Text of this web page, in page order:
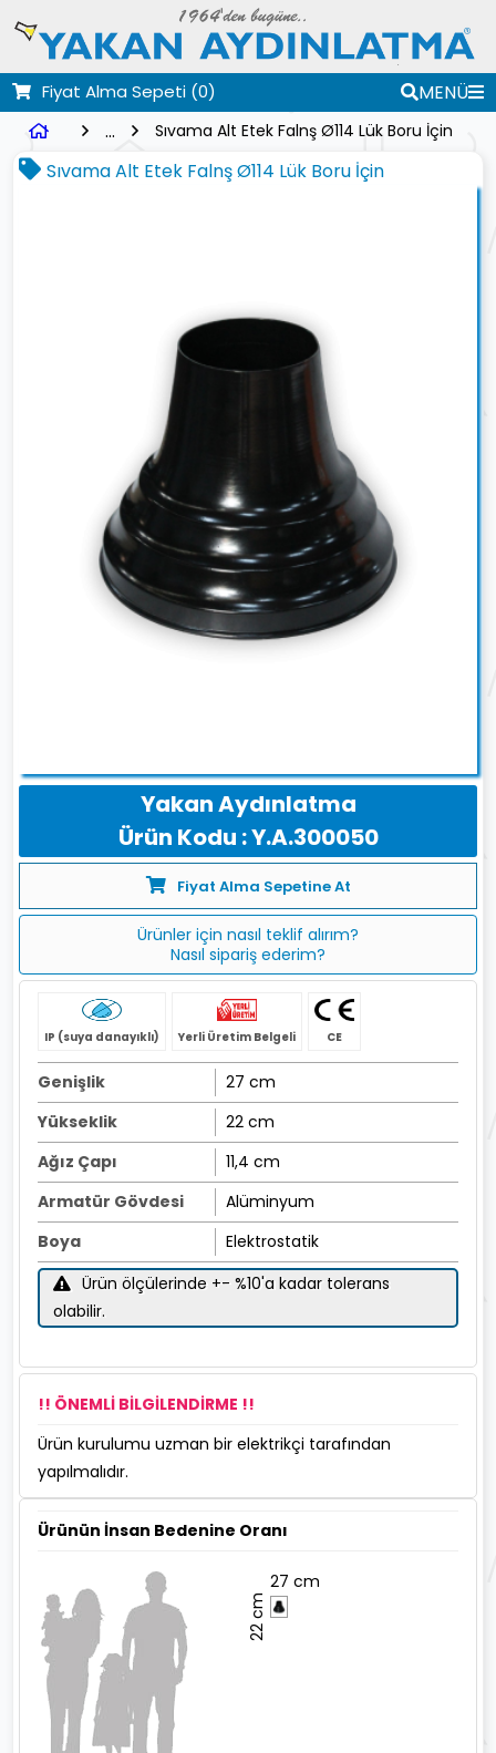
Fiyat Alma Sepeti (0)
MENÜ
...
Sıvama Alt Etek Falnş Ø114 Lük Boru İçin
Sıvama Alt Etek Falnş Ø114 Lük Boru İçin
Yakan Aydınlatma
Ürün Kodu : Y.A.300050
Fiyat Alma Sepetine At
Ürünler için nasıl teklif alırım?
Nasıl sipariş ederim?
IP (suya danayıklı) Yerli Üretim Belgeli CE
Genişlik
27 cm
Yükseklik
22 cm
Ağız Çapı
11,4 cm
Armatür Gövdesi
Alüminyum
Boya
Elektrostatik
Ürün ölçülerinde +- %10'a kadar tolerans
olabilir.
!! ÖNEMLİ BİLGİLENDİRME !!
Ürün kurulumu uzman bir elektrikçi tarafından
yapılmalıdır.
Ürünün İnsan Bedenine Oranı
27 cm
22 cm